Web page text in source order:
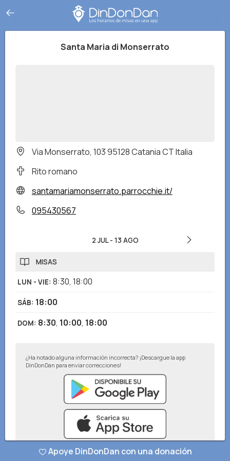
Santa Maria di Monserrato
Via Monserrato, 103 95128 Catania CT Italia
Rito romano
santamariamonserrato.parrocchie.it/
095430567
2 JUL- 13 AGO
MISAS
LUN - VIE: 8:30, 18:00
SÁB: 18:00
DOM: 8:30, 10:00, 18:00
¿Ha notado alguna información incorrecta? ¡Descargue la app
DinDonDan para enviar correcciones!
Apoye DinDonDan con una donación